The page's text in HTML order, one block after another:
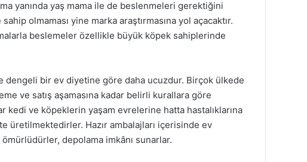
yanında yaş mama ile de beslenmeleri gerektiğini
olmaması yine marka araştırmasına yol açacaktır.
beslemeler özellikle büyük köpek sahiplerinde
dengeli bir ev diyetine göre daha ucuzdur. Birçok ülkede
ve satış aşamasına kadar belirli kurallara göre
ve köpeklerin yaşam evrelerine hatta hastalıklarına
üretilmektedirler. Hazır ambalajları içerisinde ev
ömürlüdürler, depolama imkânı sunarlar.